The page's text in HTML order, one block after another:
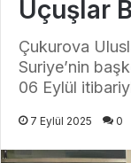
Uçuşlar
Çukurova
Suriye’nin
06 Eylül
7 Eylül 2025 0